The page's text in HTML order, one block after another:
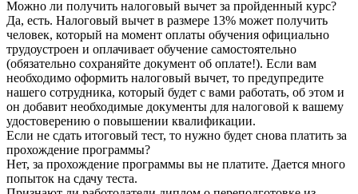
Можно ли получить налоговый вычет за пройденный курс?
Да, есть. Налоговый вычет в размере 13% может получить
человек, который на момент оплаты обучения официально
трудоустроен и оплачивает обучение самостоятельно
(обязательно сохраняйте документ об оплате!). Если вам
необходимо оформить налоговый вычет, то предупредите
нашего сотрудника, который будет с вами работать, об этом и
он добавит необходимые документы для налоговой к вашему
удостоверению о повышении квалификации.
Если не сдать итоговый тест, то нужно будет снова платить за
прохождение программы?
Нет, за прохождение программы вы не платите. Дается много
попыток на сдачу теста.